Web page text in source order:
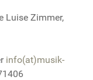
Luise Zimmer,
info(at)musik-